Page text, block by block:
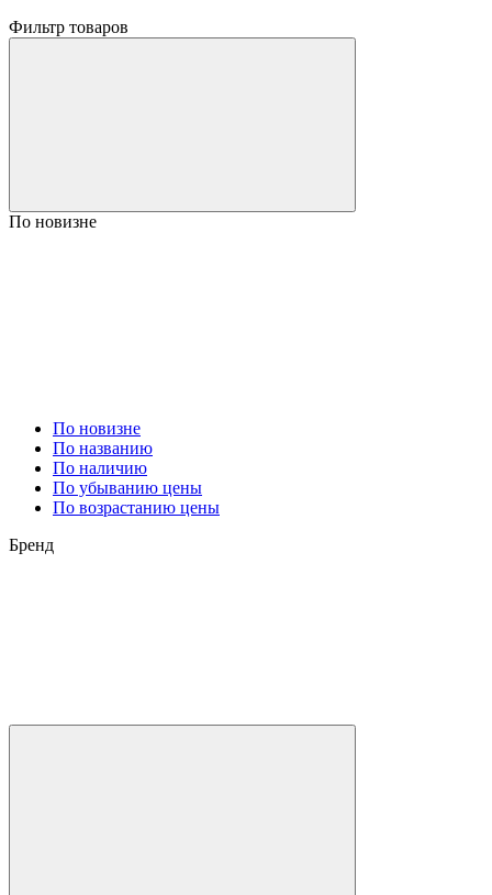
Фильтр товаров
По новизне
По новизне
По названию
По наличию
По убыванию цены
По возрастанию цены
Бренд